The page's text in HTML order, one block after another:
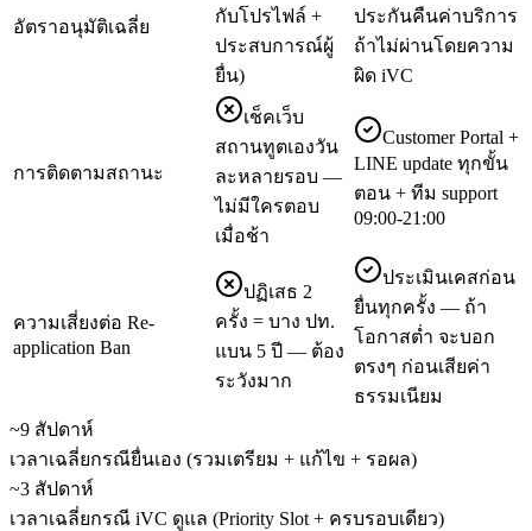
อัตราอนุมัติเฉลี่ย
กับโปรไฟล์ +
ประสบการณ์ผู้
ยื่น)
ประกันคืนค่าบริการ
ถ้าไม่ผ่านโดยความ
ผิด iVC
การติดตามสถานะ
เช็คเว็บ
สถานทูตเองวัน
ละหลายรอบ —
ไม่มีใครตอบ
เมื่อช้า
Customer Portal +
LINE update ทุกขั้น
ตอน + ทีม support
09:00-21:00
ความเสี่ยงต่อ Re-
application Ban
ปฏิเสธ 2
ครั้ง = บาง ปท.
แบน 5 ปี — ต้อง
ระวังมาก
ประเมินเคสก่อน
ยื่นทุกครั้ง — ถ้า
โอกาสต่ำ จะบอก
ตรงๆ ก่อนเสียค่า
ธรรมเนียม
~9 สัปดาห์
เวลาเฉลี่ยกรณียื่นเอง (รวมเตรียม + แก้ไข + รอผล)
~3 สัปดาห์
เวลาเฉลี่ยกรณี iVC ดูแล (Priority Slot + ครบรอบเดียว)